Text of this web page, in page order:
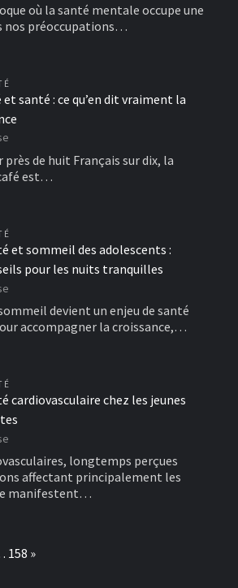
où la santé mentale occupe une
nos préoccupations…
et santé : ce qu’en dit vraiment la
de huit Français sur dix, la
est…
et sommeil des adolescents :
pour les nuits tranquilles
devient un enjeu de santé
accompagner la croissance,…
cardiovasculaire chez les jeunes
longtemps perçues
affectant principalement les
manifestent…
158 Next
»